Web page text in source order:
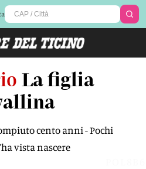
La figlia
cento anni - Pochi
vista nascere